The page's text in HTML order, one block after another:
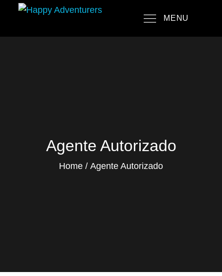
content
MENU
Agente Autorizado
Home Agente Autorizado